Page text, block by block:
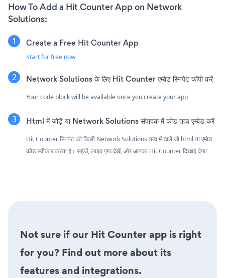
How To Add a Hit Counter App on Network
Solutions:
Create a Free Hit Counter App
Start for free now
Network Solutions के लिए Hit Counter एम्बेड स्निपेट कॉपी करें
Your code block will be available once you create your app
Html में जोड़ें या Network Solutions संपादक में कोड तत्व एम्बेड करें
Hit Counter स्निपेट को किसी Network Solutions तत्व में डालें जो html या एम्बेड
कोड स्वीकार करता है। सहेजें, लाइव पृष्ठ देखें, और आपका Hit Counter दिखाई देगा!
Not sure if our Hit Counter app is right
for you? Find out more about its
features and integrations.